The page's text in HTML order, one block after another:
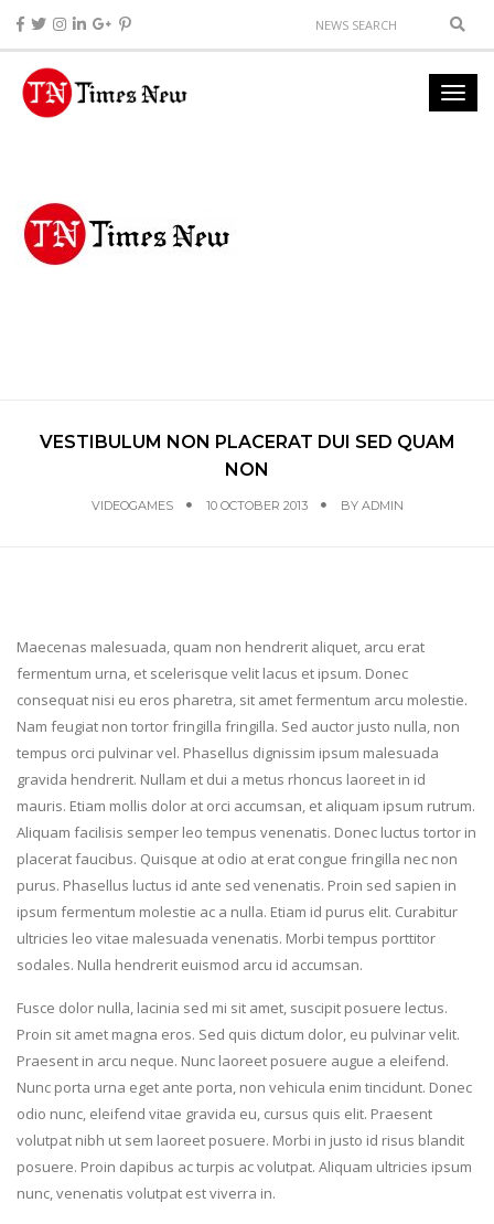
VESTIBULUM NON PLACERAT DUI SED QUAM
NON
VIDEOGAMES 10 OCTOBER 2013 BY ADMIN
Maecenas malesuada, quam non hendrerit aliquet, arcu erat
fermentum urna, et scelerisque velit lacus et ipsum. Donec
consequat nisi eu eros pharetra, sit amet fermentum arcu molestie.
Nam feugiat non tortor fringilla fringilla. Sed auctor justo nulla, non
tempus orci pulvinar vel. Phasellus dignissim ipsum malesuada
gravida hendrerit. Nullam et dui a metus rhoncus laoreet in id
mauris. Etiam mollis dolor at orci accumsan, et aliquam ipsum rutrum.
Aliquam facilisis semper leo tempus venenatis. Donec luctus tortor in
placerat faucibus. Quisque at odio at erat congue fringilla nec non
purus. Phasellus luctus id ante sed venenatis. Proin sed sapien in
ipsum fermentum molestie ac a nulla. Etiam id purus elit. Curabitur
ultricies leo vitae malesuada venenatis. Morbi tempus porttitor
sodales. Nulla hendrerit euismod arcu id accumsan.
Fusce dolor nulla, lacinia sed mi sit amet, suscipit posuere lectus.
Proin sit amet magna eros. Sed quis dictum dolor, eu pulvinar velit.
Praesent in arcu neque. Nunc laoreet posuere augue a eleifend.
Nunc porta urna eget ante porta, non vehicula enim tincidunt. Donec
odio nunc, eleifend vitae gravida eu, cursus quis elit. Praesent
volutpat nibh ut sem laoreet posuere. Morbi in justo id risus blandit
posuere. Proin dapibus ac turpis ac volutpat. Aliquam ultricies ipsum
nunc, venenatis volutpat est viverra in.